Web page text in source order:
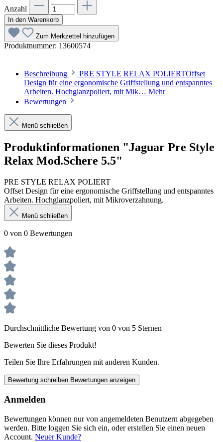
Anzahl
In den Warenkorb
Zum Merkzettel hinzufügen
Produktnummer: 13600574
Beschreibung
PRE STYLE RELAX POLIERTOffset
Design für eine ergonomische Griffstellung und entspanntes
Arbeiten. Hochglanzpoliert, mit Mik… Mehr
Bewertungen
Menü schließen
Produktinformationen "Jaguar Pre Style
Relax Mod.Schere 5.5"
PRE STYLE RELAX POLIERT
Offset Design für eine ergonomische Griffstellung und entspanntes
Arbeiten. Hochglanzpoliert, mit Mikroverzahnung.
Menü schließen
0 von 0 Bewertungen
Durchschnittliche Bewertung von 0 von 5 Sternen
Bewerten Sie dieses Produkt!
Teilen Sie Ihre Erfahrungen mit anderen Kunden.
Bewertung schreiben Bewertungen anzeigen
Anmelden
Bewertungen können nur von angemeldeten Benutzern abgegeben
werden. Bitte loggen Sie sich ein, oder erstellen Sie einen neuen
Account. Neuer Kunde?